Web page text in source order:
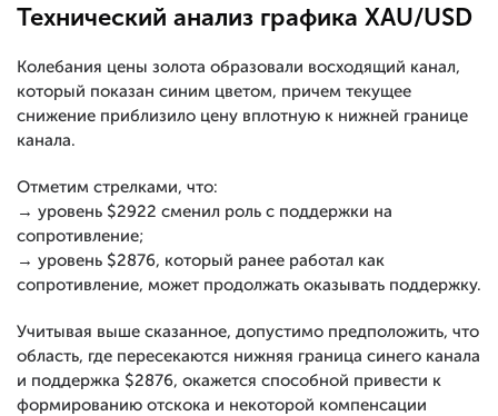
Технический анализ графика XAU/USD
Колебания цены золота образовали восходящий канал,
который показан синим цветом, причем текущее
снижение приблизило цену вплотную к нижней границе
канала.
Отметим стрелками, что:
→ уровень $2922 сменил роль с поддержки на
сопротивление;
→ уровень $2876, который ранее работал как
сопротивление, может продолжать оказывать поддержку.
Учитывая выше сказанное, допустимо предположить, что
область, где пересекаются нижняя граница синего канала
и поддержка $2876, окажется способной привести к
формированию отскока и некоторой компенсации